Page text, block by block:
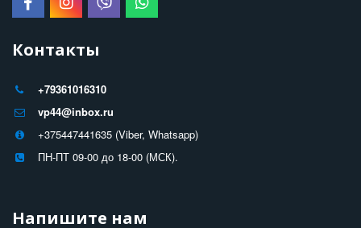
Контакты
+79361016310
vp44@inbox.ru
+375447441635 (Viber, Whatsapp)
ПН-ПТ 09-00 до 18-00 (МСК).
Напишите нам